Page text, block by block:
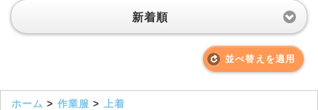
新着順
並べ替えを適用
ホーム > 作業服 > 上着